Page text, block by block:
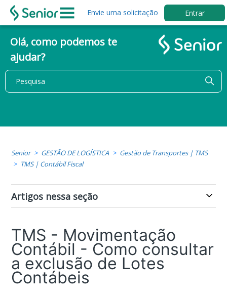
Envie uma solicitação Entrar
Olá, como podemos te
ajudar?
Senior GESTÃO DE LOGÍSTICA
Gestão de Transportes | TMS
TMS | Contábil Fiscal
Artigos nessa seção
TMS - Movimentação
Contábil - Como consultar
a exclusão de Lotes
Contábeis